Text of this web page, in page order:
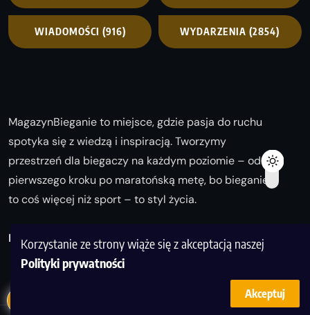
Korzystanie ze strony wiąże się z akceptacją naszej
Polityki prywatności
Akceptuj
WIADOMOŚCI (916) WYDARZENIA (2854)
MagazynBieganie to miejsce, gdzie pasja do ruchu
spotyka się z wiedzą i inspiracją. Tworzymy
przestrzeń dla biegaczy na każdym poziomie – od
pierwszego kroku po maratońską metę, bo bieganie
to coś więcej niż sport – to styl życia.
Biegaj z nami i odkrywaj swoją najlepszą wersję!